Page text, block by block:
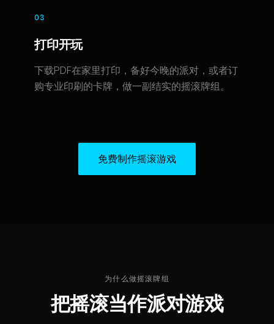
03
打印开玩
下载PDF在家里打印，备好今晚的派对，或者订
购专业印刷的卡牌，做一副结实的摇滚牌组。
免费制作摇滚游戏
为什么做摇滚牌组
把摇滚当作派对游戏